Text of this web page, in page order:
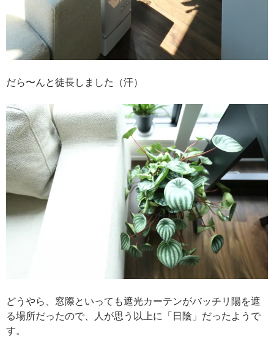
だら〜んと徒長しました（汗）
どうやら、窓際といっても遮光カーテンがバッチリ陽を遮
る場所だったので、人が思う以上に「日陰」だったようで
す。